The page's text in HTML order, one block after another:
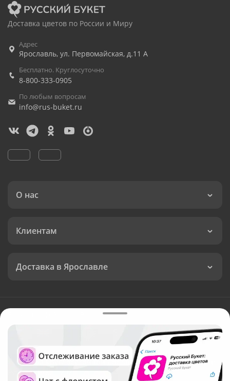
Доставка цветов по России и Миру
Адрес
Ярославль, ул. Первомайская, д.11 А
Бесплатно. Круглосуточно
8-800-333-0905
По любым вопросам
info@rus-buket.ru
О нас
Клиентам
Доставка в Ярославле
Валюта:
Служба круглосуточной доставки цветов в Ярославле
Русский Букет, 2026